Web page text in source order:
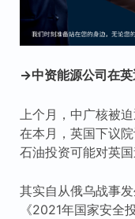
→中资能源公司在英
上个月，中广核被
在本月，英国下议
石油投资可能对英国
其实自从俄乌战事
《2021年国家安全